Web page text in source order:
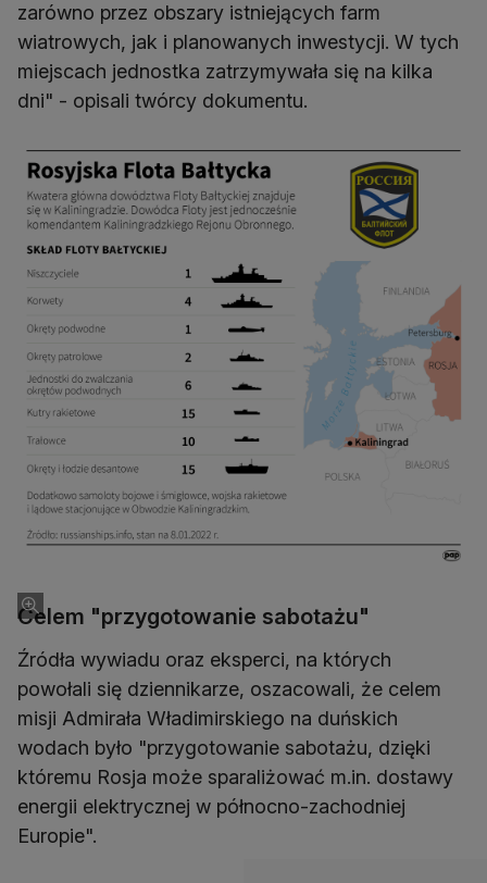
zarówno przez obszary istniejących farm
wiatrowych, jak i planowanych inwestycji. W tych
miejscach jednostka zatrzymywała się na kilka
dni" - opisali twórcy dokumentu.
Celem "przygotowanie sabotażu"
Źródła wywiadu oraz eksperci, na których
powołali się dziennikarze, oszacowali, że celem
misji Admirała Władimirskiego na duńskich
wodach było "przygotowanie sabotażu, dzięki
któremu Rosja może sparaliżować m.in. dostawy
energii elektrycznej w północno-zachodniej
Europie".